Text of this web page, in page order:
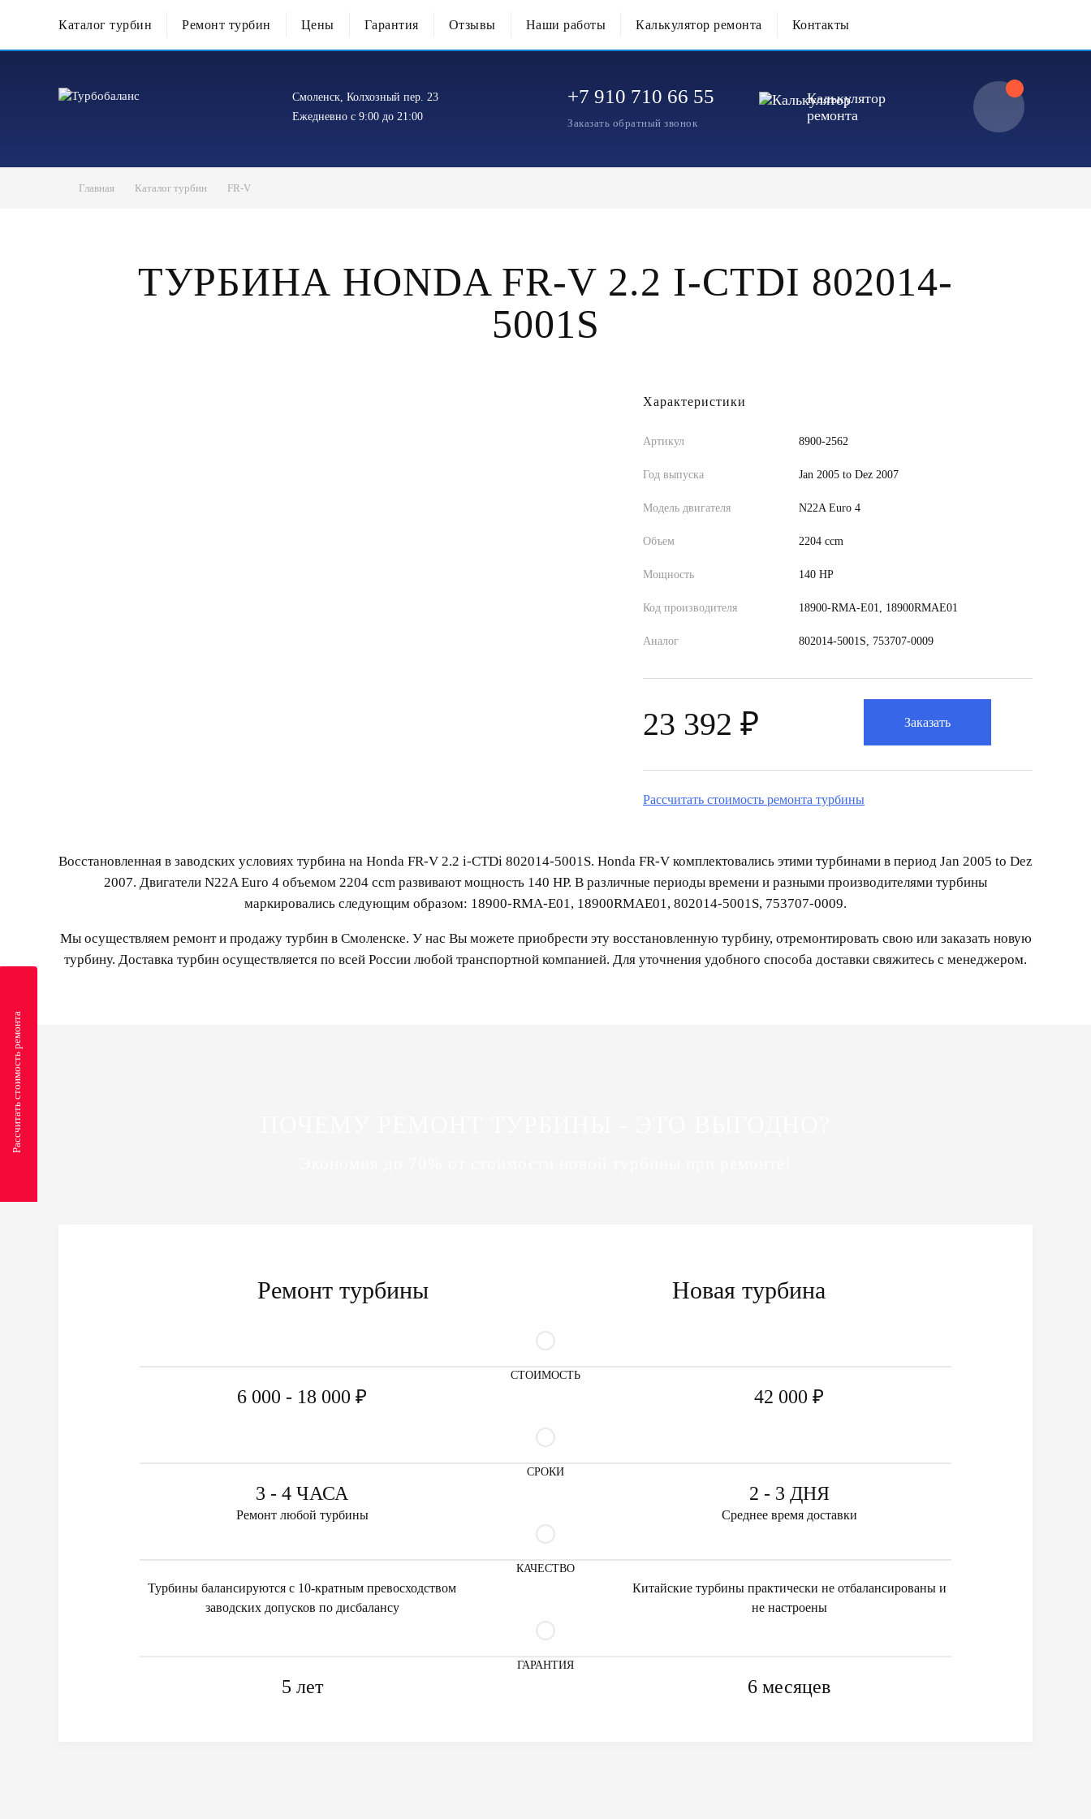
Каталог турбин Ремонт турбин Цены Гарантия Отзывы Наши работы Калькулятор ремонта Контакты
Смоленск, Колхозный пер. 23
Ежедневно с 9:00 до 21:00
+7 910 710 66 55
Заказать обратный звонок
Калькулятор
ремонта
Главная Каталог турбин FR-V
ТУРБИНА HONDA FR-V 2.2 I-CTDI 802014-
5001S
Характеристики
Артикул 8900-2562
Год выпуска Jan 2005 to Dez 2007
Модель двигателя N22A Euro 4
Объем 2204 ccm
Мощность 140 HP
Код производителя 18900-RMA-E01, 18900RMAE01
Аналог 802014-5001S, 753707-0009
23 392 ₽ Заказать
Рассчитать стоимость ремонта турбины
Восстановленная в заводских условиях турбина на Honda FR-V 2.2 i-CTDi 802014-5001S. Honda FR-V комплектовались этими турбинами в период Jan 2005 to Dez
2007. Двигатели N22A Euro 4 объемом 2204 ccm развивают мощность 140 HP. В различные периоды времени и разными производителями турбины
маркировались следующим образом: 18900-RMA-E01, 18900RMAE01, 802014-5001S, 753707-0009.
Мы осуществляем ремонт и продажу турбин в Смоленске. У нас Вы можете приобрести эту восстановленную турбину, отремонтировать свою или заказать новую
турбину. Доставка турбин осуществляется по всей России любой транспортной компанией. Для уточнения удобного способа доставки свяжитесь с менеджером.
Ремонт турбины Новая турбина
СТОИМОСТЬ
6 000 - 18 000 ₽ 42 000 ₽
СРОКИ
3 - 4 ЧАСА
Ремонт любой турбины
2 - 3 ДНЯ
Среднее время доставки
КАЧЕСТВО
Турбины балансируются с 10-кратным превосходством
заводских допусков по дисбалансу
Китайские турбины практически не отбалансированы и
не настроены
ГАРАНТИЯ
5 лет 6 месяцев
Рассчитать стоимость ремонта